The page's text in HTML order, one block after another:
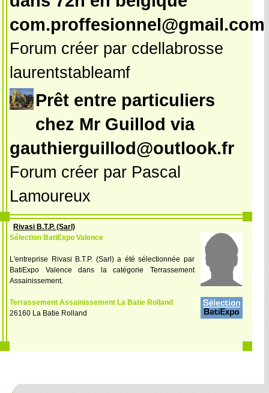
com.proffesionnel@gmail.com
Forum créer par cdellabrosse
laurentstableamf
Prêt entre particuliers
chez Mr Guillod via
gauthierguillod@outlook.fr
Forum créer par Pascal
Lamoureux
Rivasi B.T.P. (Sarl)
Sélection BatiExpo Valence
L'entreprise Rivasi B.T.P. (Sarl) a été sélectionnée par
BatiExpo Valence dans la catégorie Terrassement
Assainissement.
Terrassement Assainissement La Batie Rolland
26160 La Batie Rolland